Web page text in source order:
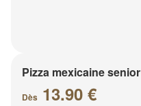
Pizza mexicaine senior
Dès 13.90 €